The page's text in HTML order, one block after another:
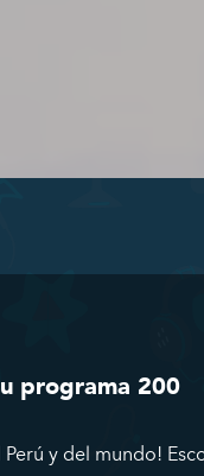
programa 200
y del mundo!